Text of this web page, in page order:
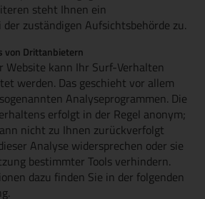
steht Ihnen ein
zuständigen Aufsichtsbehörde zu.
von Drittanbietern
Website kann Ihr Surf-Verhalten
werden. Das geschieht vor allem
Analyseprogrammen. Die
erfolgt in der Regel anonym;
nicht zu Ihnen zurückverfolgt
Analyse widersprechen oder sie
bestimmter Tools verhindern.
dazu finden Sie in der folgenden